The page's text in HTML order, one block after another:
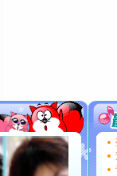
送你一棵
[圣诞节]
你太多，
要平安
[圣诞节]